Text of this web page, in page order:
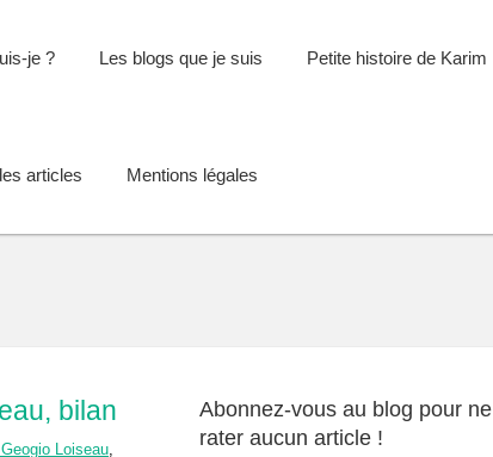
je ? Les blogs que je suis Petite histoire de Karim
articles Mentions légales
bilan
Loiseau,
Abonnez-vous au blog pour ne
rater aucun article !